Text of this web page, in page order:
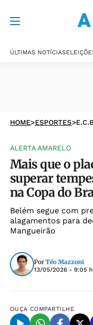
ÚLTIMAS NOTÍCIAS
HOME>ESPORTES>
ALERTA AMARELO
Mais que o
superar
na Copa do
Belém segue com
alagamentos para
Mangueirão
Por Téo Mazzoni
13/05/2026 - 9:05 h
OUÇA COMPARTILHE